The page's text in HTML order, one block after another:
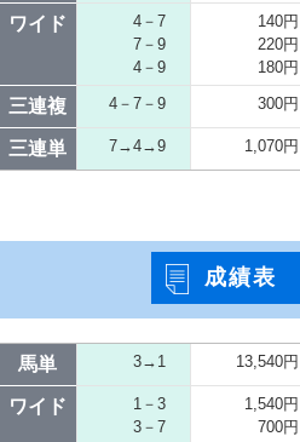
ワイド
4－7
7－9
4－9
140円
220円
180円
三連複 4－7－9 300円
三連単 7→4→9 1,070円
成績表
馬単 3→1 13,540円
ワイド
1－3
3－7
1,540円
700円